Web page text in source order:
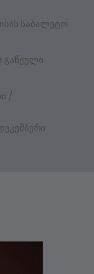
საბალეტო
გაწეული
/